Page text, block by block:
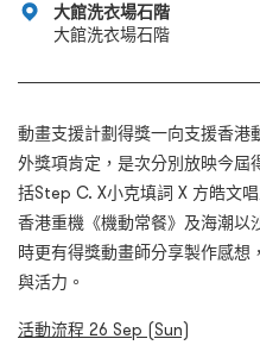
大館洗衣場石階
大館洗衣場石階
動畫支援計劃得獎一向支援香港
外獎項肯定，是次分別放映今屆
括Step C. X小克填詞 X 方皓文
香港重機《機動常餐》及海潮以
時更有得獎動畫師分享製作感
與活力。
活動流程 26 Sep (Sun)